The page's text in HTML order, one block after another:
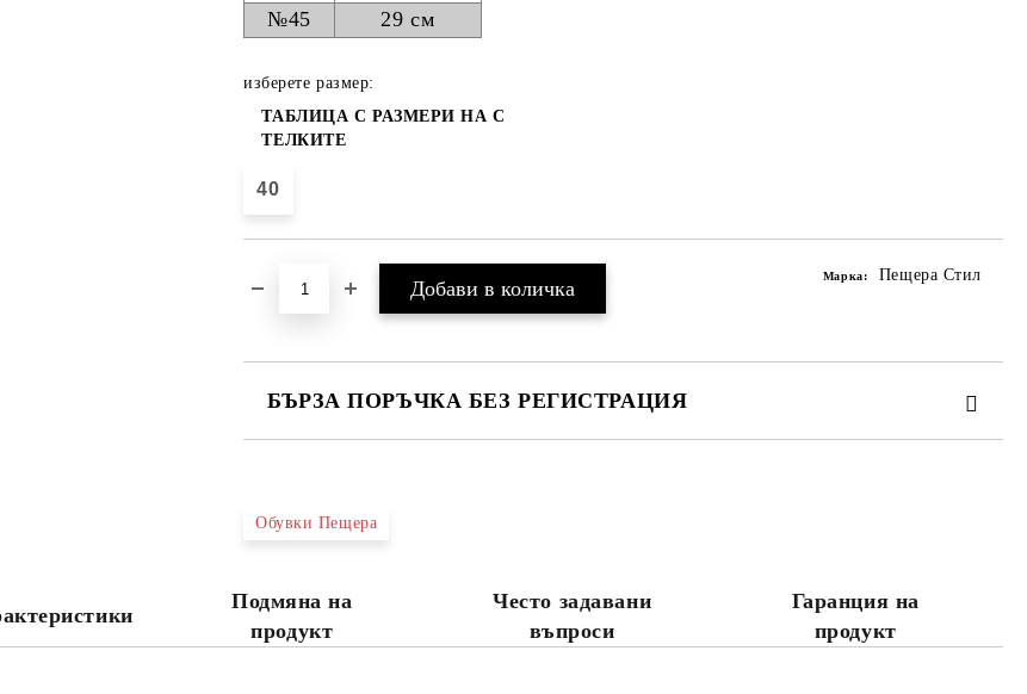
№45
29 см
изберете размер:
ТАБЛИЦА С РАЗМЕРИ НА С
ТЕЛКИТЕ
40
Марка: Пещера Стил
БЪРЗА ПОРЪЧКА БЕЗ РЕГИСТРАЦИЯ
Обувки Пещера
Подмяна на
продукт
Често задавани
въпроси
Гаранция на
продукт